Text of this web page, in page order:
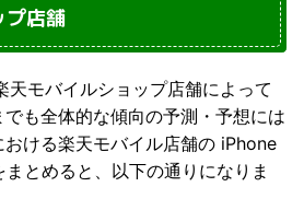
プ店舗
天モバイルショップ店舗によって
も全体的な傾向の予測・予想には
ける楽天モバイル店舗の iPhone
とめると、以下の通りになりま